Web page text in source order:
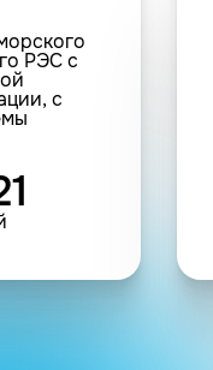
РЭС с
с